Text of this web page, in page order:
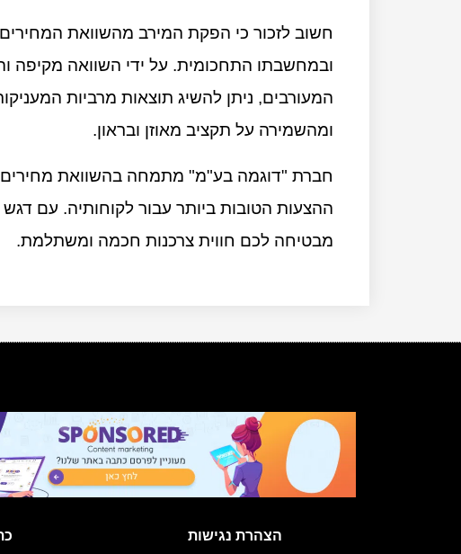
חשוב לזכור כי הפקת המירב מהשוואת המחירים
ובמחשבתו התחכומית. על ידי השוואה מקיפה
המעורבים, ניתן להשיג תוצאות מרביות
ומהשמירה על תקציב מאוזן ובראון.
חברת "דוגמה בע"מ" מתמחה בהשוואת
ההצעות הטובות ביותר עבור לקוחותיה. עם
מבטיחה לכם חווית צרכנות חכמה ומשתלמת.
הצהרת נגישות